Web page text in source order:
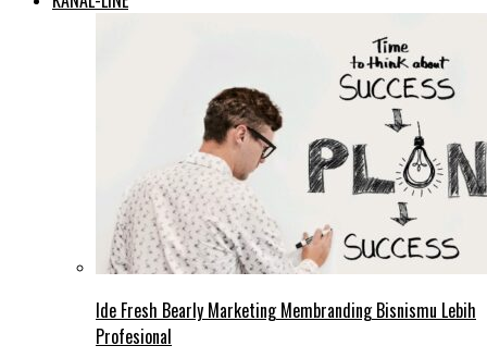
Ide Fresh Bearly Marketing Membranding Bisnismu Lebih
Profesional